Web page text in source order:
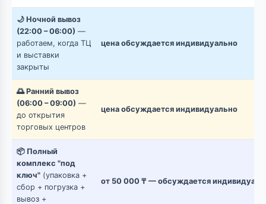
🌙 Ночной вывоз
(22:00 – 06:00) —
работаем, когда ТЦ
и выставки
закрыты
цена обсуждается индивидуально
🌅 Ранний вывоз
(06:00 – 09:00) —
до открытия
торговых центров
цена обсуждается индивидуально
📦 Полный
комплекс "под
ключ" (упаковка +
сбор + погрузка +
вывоз +
от 50 000 ₸ — обсуждается